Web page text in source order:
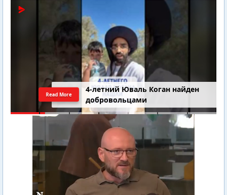
4-летний Юваль Коган найден
добровольцами
Read More